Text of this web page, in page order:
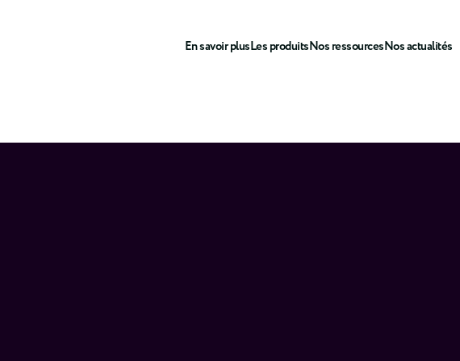
En savoir plusLes produitsNos ressourcesNos actualités